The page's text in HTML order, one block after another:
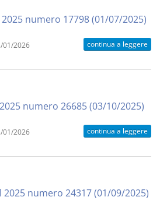
2025 numero 17798 (01/07/2025)
01/2026 continua a leggere
numero 26685 (03/10/2025)
01/2026 continua a leggere
2025 numero 24317 (01/09/2025)